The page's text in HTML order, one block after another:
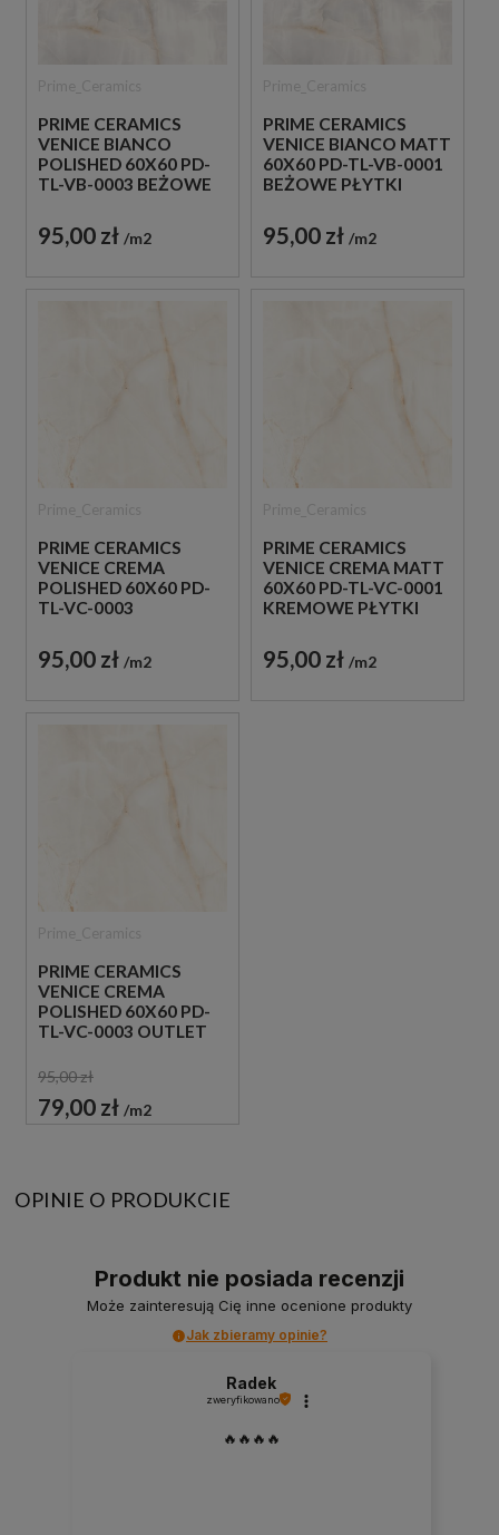
PRIME CERAMICS
VENICE BIANCO
POLISHED 60X60 PD-
TL-VB-0003 BEŻOWE
KAMIEŃ
95,00 zł m2
PRIME CERAMICS
VENICE BIANCO MATT
60X60 PD-TL-VB-0001
BEŻOWE PŁYTKI
95,00 zł m2
PRIME CERAMICS
VENICE CREMA
POLISHED 60X60 PD-
TL-VC-0003
IMITUJĄCE KAMIEŃ
95,00 zł m2
PRIME CERAMICS
VENICE CREMA MATT
60X60 PD-TL-VC-0001
KREMOWE PŁYTKI
95,00 zł m2
PRIME CERAMICS
VENICE CREMA
POLISHED 60X60 PD-
TL-VC-0003 OUTLET
95,00 zł
79,00 zł m2
OPINIE O PRODUKCIE
Produkt nie posiada recenzji
Może zainteresują Cię inne ocenione produkty
Jak zbieramy opinie?
Radek
zweryfikowano
🔥🔥🔥🔥